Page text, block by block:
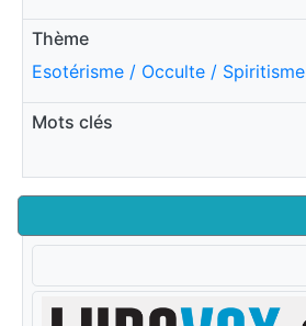
Thème
Esotérisme / Occulte / Spiritisme
Mots clés